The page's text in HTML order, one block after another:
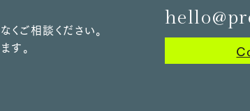
ご相談ください。
す。